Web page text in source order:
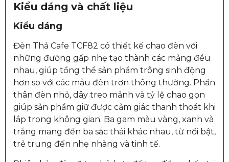
Kiểu dáng và chất liệu
Kiểu dáng
Đèn Thả Cafe TCF82 có thiết kế chao đèn với
những đường gấp nhẹ tạo thành các mảng đều
nhau, giúp tổng thể sản phẩm trông sinh động
hơn so với các mẫu đèn trơn thông thường. Phần
thân đèn nhỏ, dây treo mảnh và tỷ lệ chao gọn
giúp sản phẩm giữ được cảm giác thanh thoát khi
lắp trong không gian. Ba gam màu vàng, xanh và
trắng mang đến ba sắc thái khác nhau, từ nổi bật,
trẻ trung đến nhẹ nhàng và tinh tế.